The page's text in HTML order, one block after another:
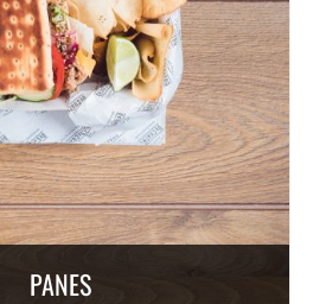
DESCUBRE MÁS
6,50€ / persona
PANES